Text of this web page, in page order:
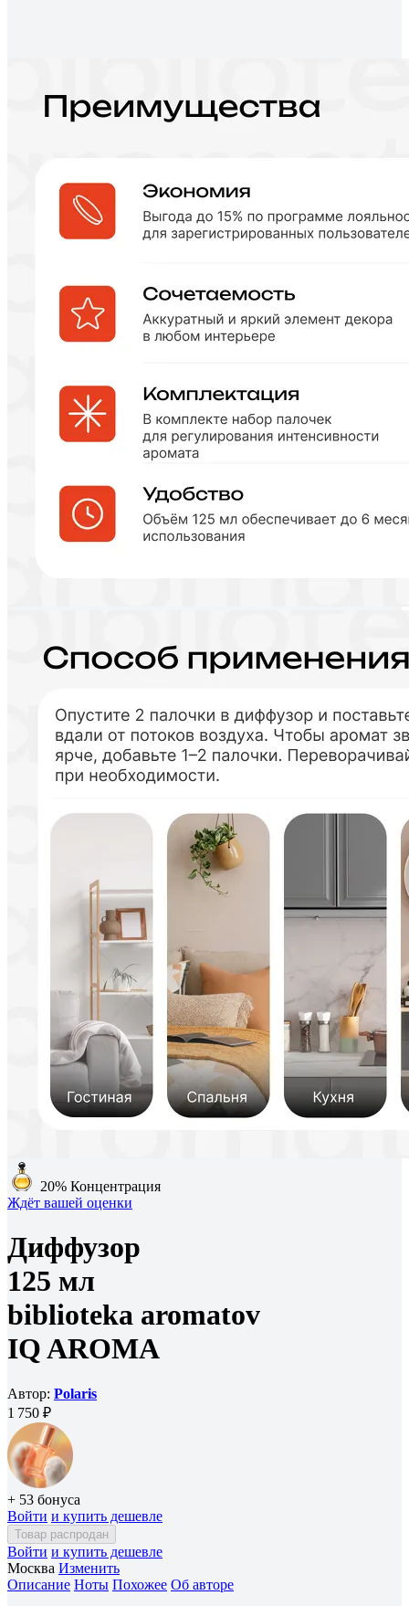
20% Концентрация
Ждёт вашей оценки
Диффузор
125 мл
biblioteka aromatov
IQ AROMA
Автор: Polaris
1 750 ₽
+ 53 бонуса
Войти и купить дешевле
Товар распродан
Войти и купить дешевле
Москва Изменить
Описание Ноты Похожее Об авторе